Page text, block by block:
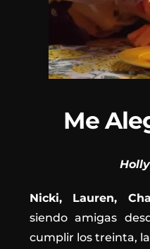
Me
Nicki, Lauren,
siendo amigas
cumplir los treinta,